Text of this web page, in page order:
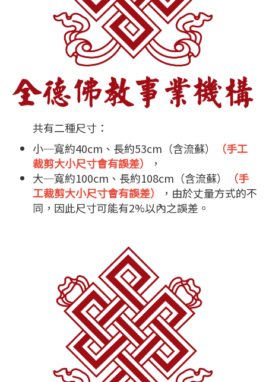
共有二種尺寸：
小─寬約40cm、長約53cm（含流蘇）
（手工
裁剪大小尺寸會有誤差）
，
大─寬約100cm、長約108cm（含流蘇）
（手
工裁剪大小尺寸會有誤差）
，由於丈量方式的不
同，因此尺寸可能有2%以內之誤差。